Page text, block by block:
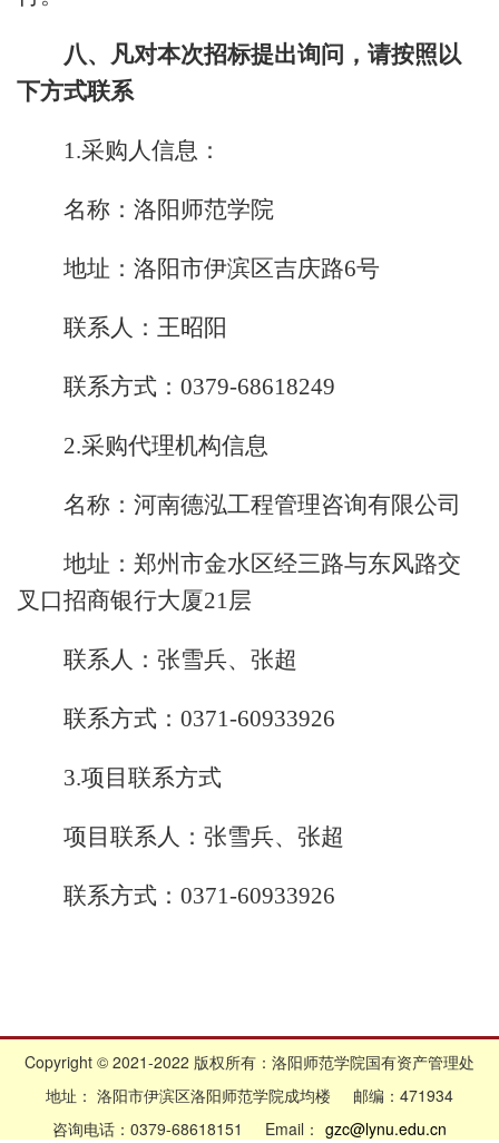
八、凡对本次招标提出询问，请按照以
下方式联系
1.采购人信息：
名称：洛阳师范学院
地址：洛阳市伊滨区吉庆路6号
联系人：王昭阳
联系方式：0379-68618249
2.采购代理机构信息
名称：河南德泓工程管理咨询有限公司
地址：郑州市金水区经三路与东风路交
叉口招商银行大厦21层
联系人：张雪兵、张超
联系方式：0371-60933926
3.项目联系方式
项目联系人：张雪兵、张超
联系方式：0371-60933926
Copyright © 2021-2022 版权所有：洛阳师范学院国有资产管理处
地址： 洛阳市伊滨区洛阳师范学院成均楼 邮编：471934
咨询电话：0379-68618151 Email： gzc@lynu.edu.cn